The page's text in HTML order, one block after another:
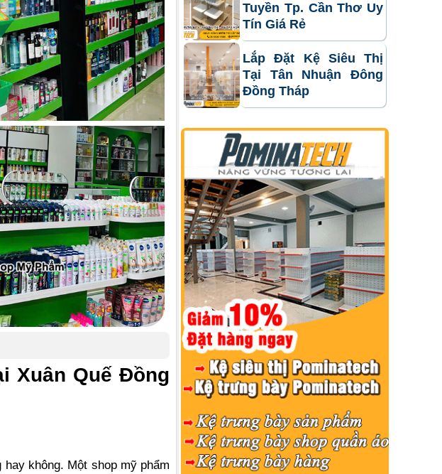
Xuân Quế Đồng
không. Một shop mỹ phẩm
Tuyền Tp. Cần Thơ Uy
Tín Giá Rẻ
Lắp Đặt Kệ Siêu Thị
Tại Tân Nhuận Đông
Đồng Tháp